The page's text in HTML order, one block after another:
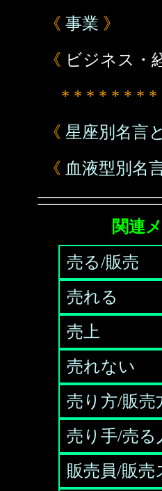
《 事業 》
《 ビジネス・
* * * * * * * *
《 星座別名言
《 血液型別名
関連
売る/販売
売れる
売上
売れない
売り方/販売
売り手/売る
販売員/販売